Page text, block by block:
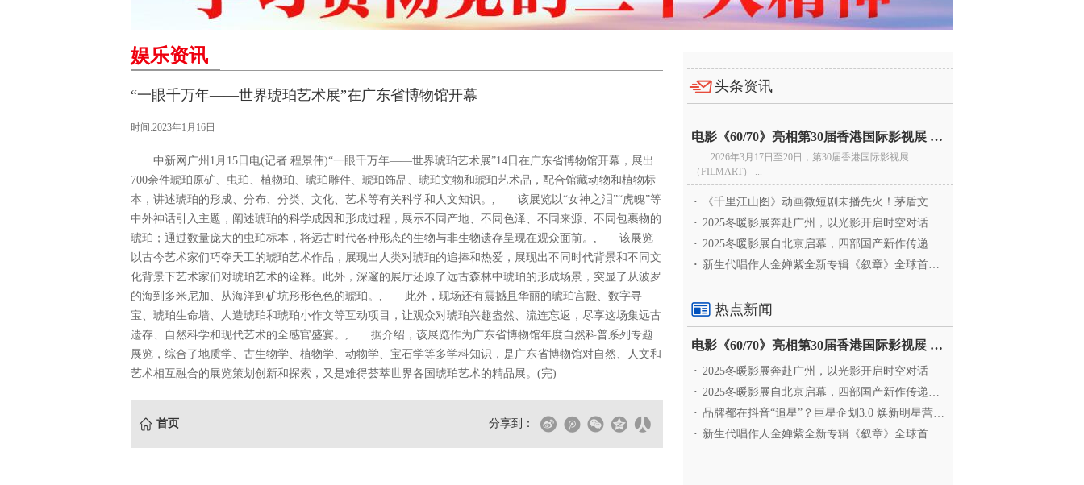
娱乐资讯
“一眼千万年——世界琥珀艺术展”在广东省博物馆开幕
时间:2023年1月16日
中新网广州1月15日电(记者 程景伟)“一眼千万年——世界琥珀艺术展”14日在广东省博物馆开幕，展出
700余件琥珀原矿、虫珀、植物珀、琥珀雕件、琥珀饰品、琥珀文物和琥珀艺术品，配合馆藏动物和植物标
本，讲述琥珀的形成、分布、分类、文化、艺术等有关科学和人文知识。, 该展览以“女神之泪”“虎魄”等
中外神话引入主题，阐述琥珀的科学成因和形成过程，展示不同产地、不同色泽、不同来源、不同包裹物的
琥珀；通过数量庞大的虫珀标本，将远古时代各种形态的生物与非生物遗存呈现在观众面前。, 该展览
以古今艺术家们巧夺天工的琥珀艺术作品，展现出人类对琥珀的追捧和热爱，展现出不同时代背景和不同文
化背景下艺术家们对琥珀艺术的诠释。此外，深邃的展厅还原了远古森林中琥珀的形成场景，突显了从波罗
的海到多米尼加、从海洋到矿坑形形色色的琥珀。, 此外，现场还有震撼且华丽的琥珀宫殿、数字寻
宝、琥珀生命墙、人造琥珀和琥珀小作文等互动项目，让观众对琥珀兴趣盎然、流连忘返，尽享这场集远古
遗存、自然科学和现代艺术的全感官盛宴。, 据介绍，该展览作为广东省博物馆年度自然科普系列专题
展览，综合了地质学、古生物学、植物学、动物学、宝石学等多学科知识，是广东省博物馆对自然、人文和
艺术相互融合的展览策划创新和探索，又是难得荟萃世界各国琥珀艺术的精品展。(完)
首页 分享到：
头条资讯
电影《60/70》亮相第30届香港国际影视展 冲刺戛纳备
2026年3月17日至20日，第30届香港国际影视展
（FILMART） ...
·
《千里江山图》动画微短剧未播先火！茅盾文学奖IP首
· 2025冬暖影展奔赴广州，以光影开启时空对话
· 2025冬暖影展自北京启幕，四部国产新作传递银幕温情
· 新生代唱作人金婵紫全新专辑《叙章》全球首发，颠覆
热点新闻
电影《60/70》亮相第30届香港国际影视展 冲刺戛纳备
· 2025冬暖影展奔赴广州，以光影开启时空对话
· 2025冬暖影展自北京启幕，四部国产新作传递银幕温情
· 品牌都在抖音“追星”？巨星企划3.0 焕新明星营销，让
· 新生代唱作人金婵紫全新专辑《叙章》全球首发，颠覆